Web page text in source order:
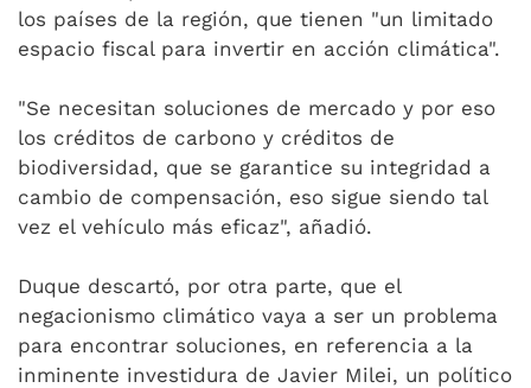
los países de la región, que tienen "un limitado
espacio fiscal para invertir en acción climática".
"Se necesitan soluciones de mercado y por eso
los créditos de carbono y créditos de
biodiversidad, que se garantice su integridad a
cambio de compensación, eso sigue siendo tal
vez el vehículo más eficaz", añadió.
Duque descartó, por otra parte, que el
negacionismo climático vaya a ser un problema
para encontrar soluciones, en referencia a la
inminente investidura de Javier Milei, un político